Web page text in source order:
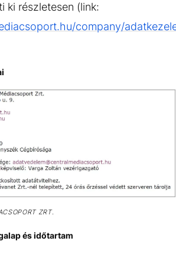
ki részletesen (link:
company/
ZRT.
és időtartam